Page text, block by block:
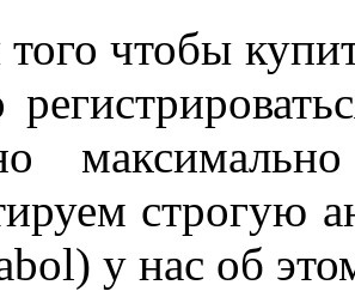
чтобы
строгую
у нас об